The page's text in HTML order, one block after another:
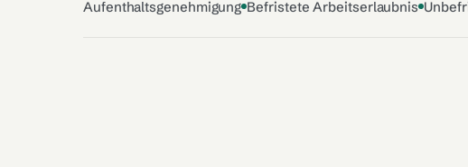
Aufenthaltsgenehmigung Befristete Arbeitserlaubnis